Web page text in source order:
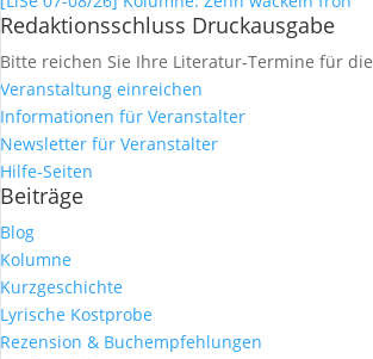
Redaktionsschluss Druckausgabe
Bitte reichen Sie Ihre Literatur-Termine für die
Veranstaltung einreichen
Informationen für Veranstalter
Newsletter für Veranstalter
Hilfe-Seiten
Beiträge
Blog
Kolumne
Kurzgeschichte
Lyrische Kostprobe
Rezension & Buchempfehlungen